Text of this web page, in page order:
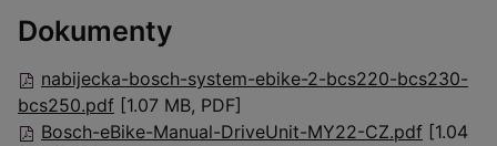
Dokumenty
nabijecka-bosch-system-ebike-2-bcs220-bcs230-
bcs250.pdf [1.07 MB, PDF]
Bosch-eBike-Manual-DriveUnit-MY22-CZ.pdf [1.04